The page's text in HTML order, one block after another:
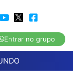
Entrar no grupo